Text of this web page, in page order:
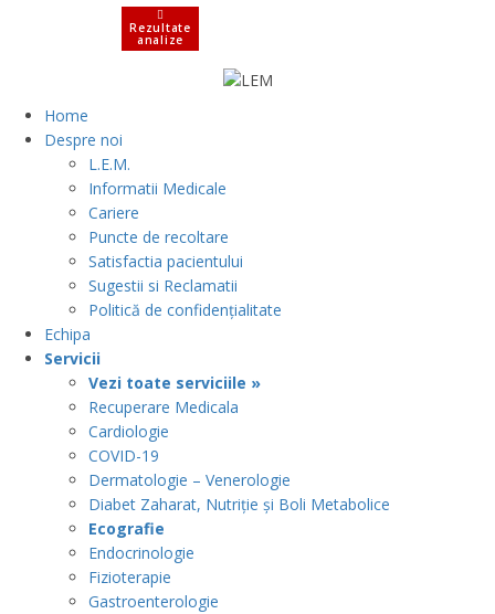
Home
Despre noi
L.E.M.
Informatii Medicale
Cariere
Puncte de recoltare
Satisfactia pacientului
Sugestii si Reclamatii
Politică de confidențialitate
Echipa
Servicii
Vezi toate serviciile »
Recuperare Medicala
Cardiologie
COVID-19
Dermatologie – Venerologie
Diabet Zaharat, Nutriție și Boli Metabolice
Ecografie
Endocrinologie
Fizioterapie
Gastroenterologie
Rezultate
analize